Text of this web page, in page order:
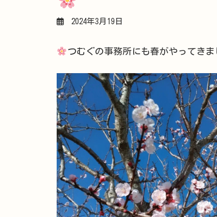
2024年3月19日
つむぐの事務所にも春がやってきま